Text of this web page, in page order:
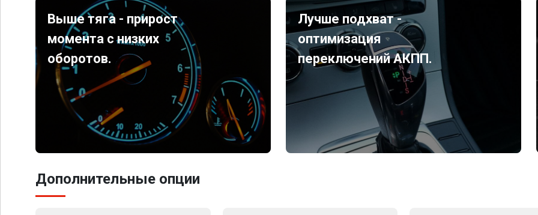
Выше тяга - прирост
момента с низких
оборотов.
Лучше подхват -
оптимизация
переключений АКПП.
Дополнительные опции